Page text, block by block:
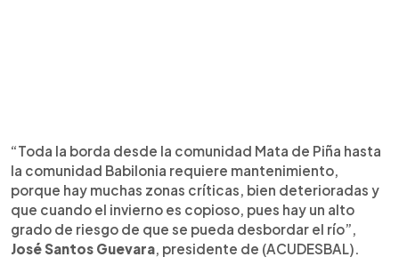
“Toda la borda desde la comunidad Mata de Piña hasta
la comunidad Babilonia requiere mantenimiento,
porque hay muchas zonas críticas, bien deterioradas y
que cuando el invierno es copioso, pues hay un alto
grado de riesgo de que se pueda desbordar el río”,
José Santos Guevara, presidente de (ACUDESBAL).